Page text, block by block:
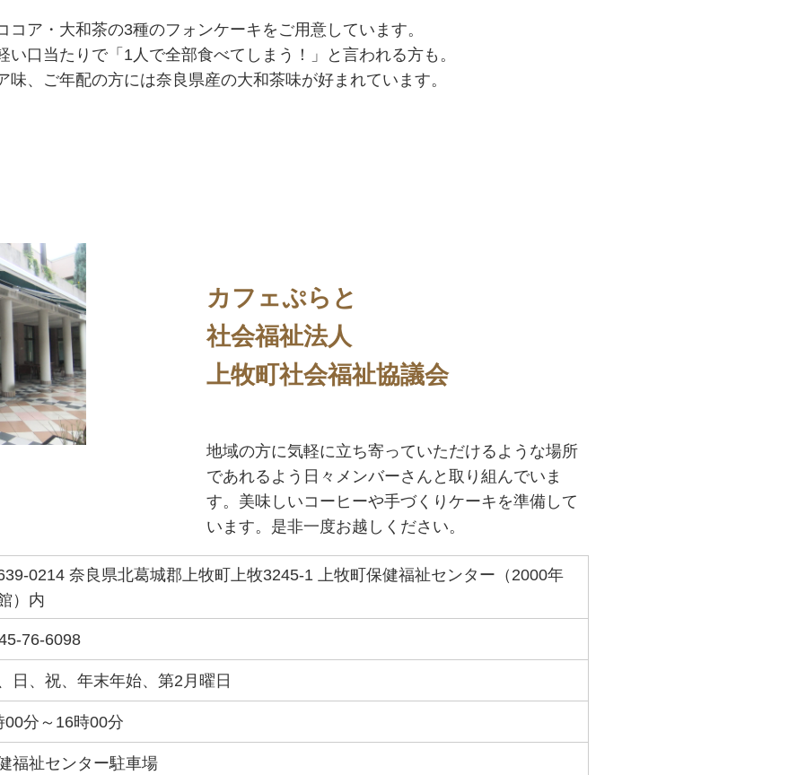
コア・大和茶の3種のフォンケーキをご用意しています。
い口当たりで「1人で全部食べてしまう！」と言われる方も。
味、ご年配の方には奈良県産の大和茶味が好まれています。
カフェぷらと
社会福祉法人
上牧町社会福祉協議会
地域の方に気軽に立ち寄っていただけるような場所
であれるよう日々メンバーさんと取り組んでいま
す。美味しいコーヒーや手づくりケーキを準備して
います。是非一度お越しください。
0214 奈良県北葛城郡上牧町上牧3245-1 上牧町保健福祉センター（2000年
）内
76-6098
日、祝、年末年始、第2月曜日
00分～16時00分
福祉センター駐車場